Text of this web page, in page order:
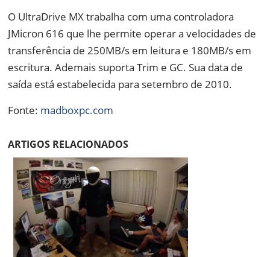
O UltraDrive MX trabalha com uma controladora
JMicron 616 que lhe permite operar a velocidades de
transferência de 250MB/s em leitura e 180MB/s em
escritura. Ademais suporta Trim e GC. Sua data de
saída está estabelecida para setembro de 2010.
Fonte: madboxpc.com
ARTIGOS RELACIONADOS